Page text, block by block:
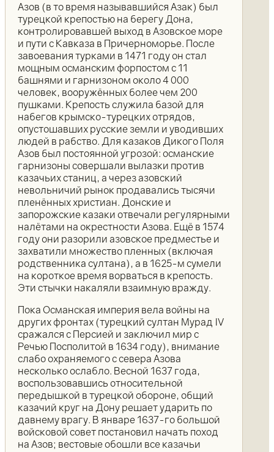
Азов (в то время называвшийся Азак) был
турецкой крепостью на берегу Дона,
контролировавшей выход в Азовское море
и пути с Кавказа в Причерноморье. После
завоевания турками в 1471 году он стал
мощным османским форпостом с 11
башнями и гарнизоном около 4 000
человек, вооружённых более чем 200
пушками. Крепость служила базой для
набегов крымско-турецких отрядов,
опустошавших русские земли и уводивших
людей в рабство. Для казаков Дикого Поля
Азов был постоянной угрозой: османские
гарнизоны совершали вылазки против
казачьих станиц, а через азовский
невольничий рынок продавались тысячи
пленённых христиан. Донские и
запорожские казаки отвечали регулярными
налётами на окрестности Азова. Ещё в 1574
году они разорили азовское предместье и
захватили множество пленных (включая
родственника султана), а в 1625-м сумели
на короткое время ворваться в крепость.
Эти стычки накаляли взаимную вражду.
Пока Османская империя вела войны на
других фронтах (турецкий султан Мурад IV
сражался с Персией и заключил мир с
Речью Посполитой в 1634 году), внимание
слабо охраняемого с севера Азова
несколько ослабло. Весной 1637 года,
воспользовавшись относительной
передышкой в турецкой обороне, общий
казачий круг на Дону решает ударить по
давнему врагу. В январе 1637-го большой
войсковой совет постановил начать поход
на Азов; вестовые обошли все казачьи